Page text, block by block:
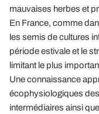
mauvaises herbes et
En France, comme
les semis de cultures
période estivale et le
limitant le plus
Une connaissance
écophysiologiques
intermédiaires ainsi